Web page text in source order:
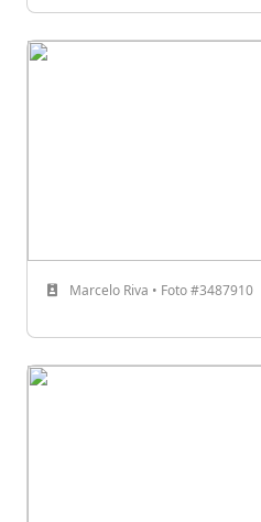
Marcelo Riva • Foto #3487910